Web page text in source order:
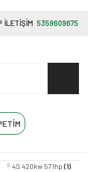
İLETİŞİM 5359609675
4S 420kw 571hp (1)